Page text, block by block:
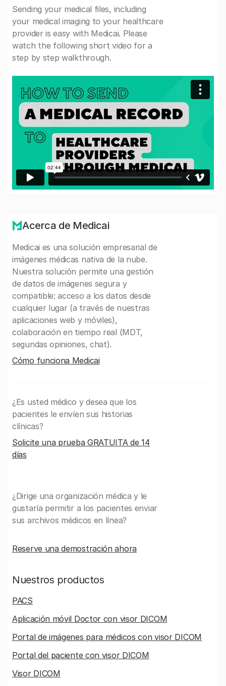
Sending your medical files, including
your medical imaging to your healthcare
provider is easy with Medicai. Please
watch the following short video for a
step by step walkthrough.
Acerca de Medicai
Medicai es una solución empresarial de
imágenes médicas nativa de la nube.
Nuestra solución permite una gestión
de datos de imágenes segura y
compatible: acceso a los datos desde
cualquier lugar (a través de nuestras
aplicaciones web y móviles),
colaboración en tiempo real (MDT,
segundas opiniones, chat).
Cómo funciona Medicai
¿Es usted médico y desea que los
pacientes le envíen sus historias
clínicas?
Solicite una prueba GRATUITA de 14
días
¿Dirige una organización médica y le
gustaría permitir a los pacientes enviar
sus archivos médicos en línea?
Reserve una demostración ahora
Nuestros productos
PACS
Aplicación móvil Doctor con visor DICOM
Portal de imágenes para médicos con visor DICOM
Portal del paciente con visor DICOM
Visor DICOM